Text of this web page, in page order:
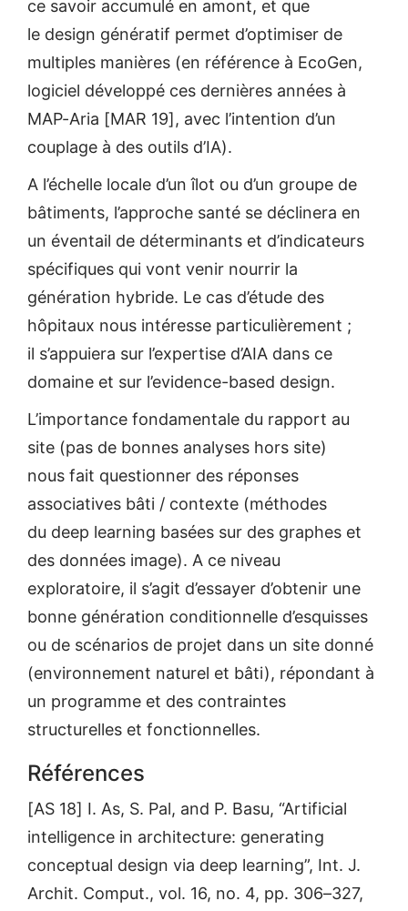
ce savoir accumulé en amont, et que
le design génératif permet d’optimiser de
multiples manières (en référence à EcoGen,
logiciel développé ces dernières années à
MAP-Aria [MAR 19], avec l’intention d’un
couplage à des outils d’IA).
A l’échelle locale d’un îlot ou d’un groupe de
bâtiments, l’approche santé se déclinera en
un éventail de déterminants et d’indicateurs
spécifiques qui vont venir nourrir la
génération hybride. Le cas d’étude des
hôpitaux nous intéresse particulièrement ;
il s’appuiera sur l’expertise d’AIA dans ce
domaine et sur l’evidence-based design.
L’importance fondamentale du rapport au
site (pas de bonnes analyses hors site)
nous fait questionner des réponses
associatives bâti / contexte (méthodes
du deep learning basées sur des graphes et
des données image). A ce niveau
exploratoire, il s’agit d’essayer d’obtenir une
bonne génération conditionnelle d’esquisses
ou de scénarios de projet dans un site donné
(environnement naturel et bâti), répondant à
un programme et des contraintes
structurelles et fonctionnelles.
Références
[AS 18] I. As, S. Pal, and P. Basu, “Artificial
intelligence in architecture: generating
conceptual design via deep learning”, Int. J.
Archit. Comput., vol. 16, no. 4, pp. 306–327,